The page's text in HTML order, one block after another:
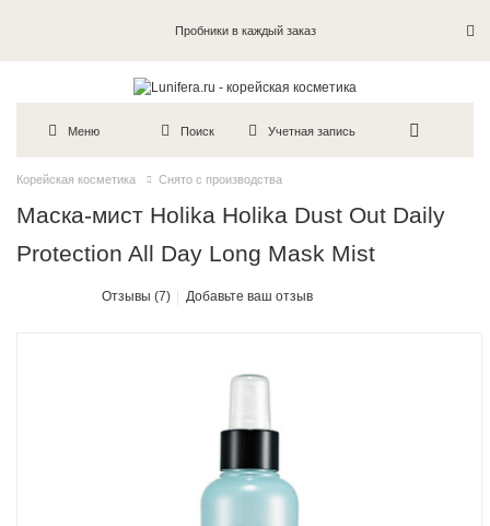
Пробники в каждый заказ
Меню Поиск Учетная запись
Корейская косметика Снято с производства
Маска-мист Holika Holika Dust Out Daily
Protection All Day Long Mask Mist
Отзывы (7) Добавьте ваш отзыв